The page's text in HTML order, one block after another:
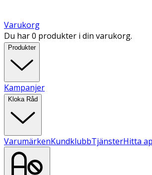
Varukorg
Du har 0 produkter i din varukorg.
Produkter
Kampanjer
Kloka Råd
VarumärkenKundklubbTjänsterHitta